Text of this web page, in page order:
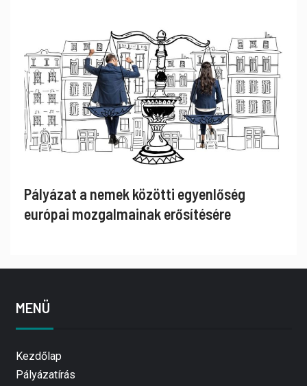
Pályázat a nemek közötti egyenlőség
európai mozgalmainak erősítésére
MENÜ
Kezdőlap
Pályázatírás